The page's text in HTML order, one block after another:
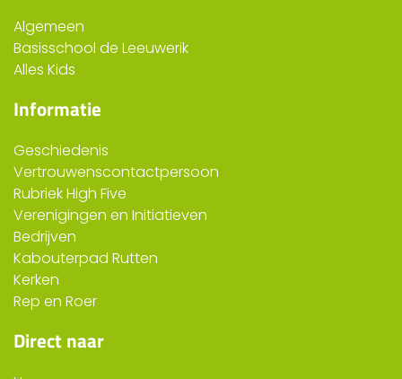
Algemeen
Basisschool de Leeuwerik
Alles Kids
Informatie
Geschiedenis
Vertrouwenscontactpersoon
Rubriek High Five
Verenigingen en Initiatieven
Bedrijven
Kabouterpad Rutten
Kerken
Rep en Roer
Direct naar